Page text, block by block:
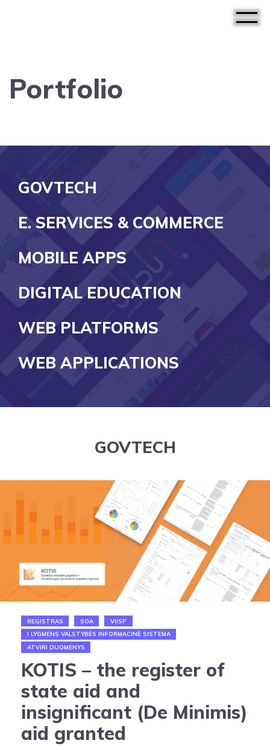
Portfolio
GOVTECH
E. SERVICES & COMMERCE
MOBILE APPS
DIGITAL EDUCATION
WEB PLATFORMS
WEB APPLICATIONS
GOVTECH
REGISTRAS SOA
VIISP
I LYGMENS VALSTYBĖS INFORMACINĖ SISTEMA
ATVIRI DUOMENYS
KOTIS – the register of
state aid and
insignificant (De Minimis)
aid granted